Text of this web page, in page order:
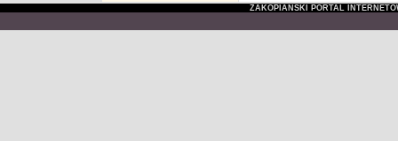
ZAKOPIAŃSKI PORTAL